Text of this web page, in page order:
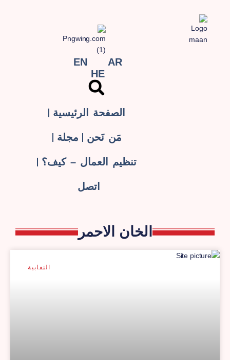
AR
EN
HE
الصفحة الرئيسية
مَن نَحن مجلة
تنظيم العمال – كيف؟
اتصل
الخان الاحمر
النقابية